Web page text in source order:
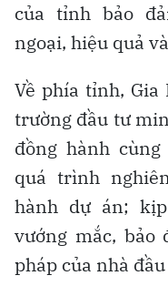
của tỉnh bảo
ngoại, hiệu quả
Về phía tỉnh,
trường đầu tư
đồng hành
quá trình
hành dự án;
vướng mắc, bảo
pháp của nhà